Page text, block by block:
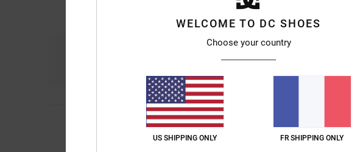
Rapport qualité / prix
Laura3 juin 2026
WELCOME TO DC SHOES
Choose your country
US SHIPPING ONLY FR SHIPPING ONLY